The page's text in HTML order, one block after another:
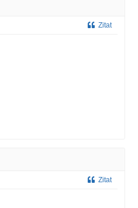
Zitat
Zitat